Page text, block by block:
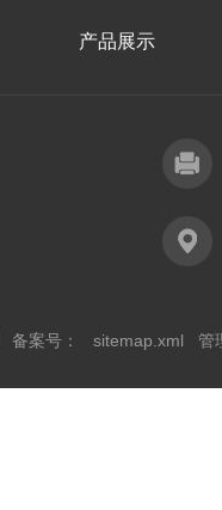
产品展示
案号： sitemap.xml 管